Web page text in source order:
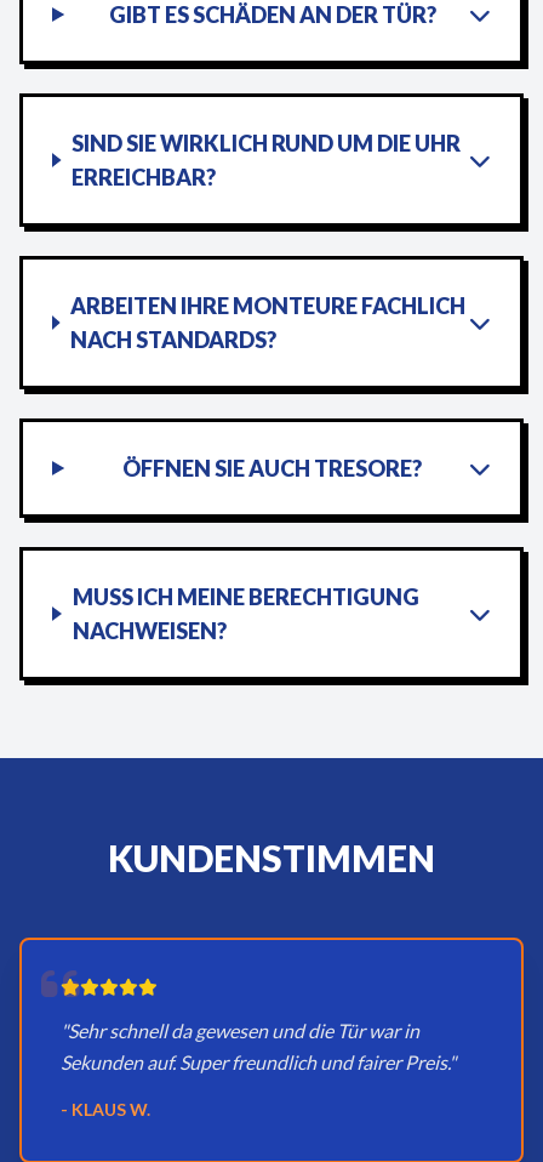
GIBT ES SCHÄDEN AN DER TÜR?
SIND SIE WIRKLICH RUND UM DIE UHR
ERREICHBAR?
ARBEITEN IHRE MONTEURE FACHLICH
NACH STANDARDS?
ÖFFNEN SIE AUCH TRESORE?
MUSS ICH MEINE BERECHTIGUNG
NACHWEISEN?
KUNDENSTIMMEN
"Sehr schnell da gewesen und die Tür war in
Sekunden auf. Super freundlich und fairer Preis."
- KLAUS W.